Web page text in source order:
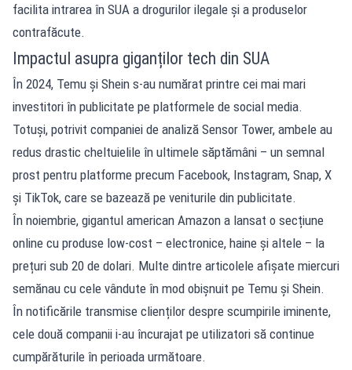
facilita intrarea în SUA a drogurilor ilegale și a produselor
contrafăcute.
Impactul asupra giganților tech din SUA
În 2024, Temu și Shein s-au numărat printre cei mai mari
investitori în publicitate pe platformele de social media.
Totuși, potrivit companiei de analiză Sensor Tower, ambele au
redus drastic cheltuielile în ultimele săptămâni – un semnal
prost pentru platforme precum Facebook, Instagram, Snap, X
și TikTok, care se bazează pe veniturile din publicitate.
În noiembrie, gigantul american Amazon a lansat o secțiune
online cu produse low-cost – electronice, haine și altele – la
prețuri sub 20 de dolari. Multe dintre articolele afișate miercuri
semănau cu cele vândute în mod obișnuit pe Temu și Shein.
În notificările transmise clienților despre scumpirile iminente,
cele două companii i-au încurajat pe utilizatori să continue
cumpărăturile în perioada următoare.